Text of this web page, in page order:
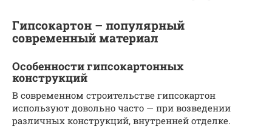
Гипсокартон – популярный
современный материал
Особенности гипсокартонных
конструкций
В современном строительстве гипсокартон
используют довольно часто — при возведении
различных конструкций, внутренней отделке.